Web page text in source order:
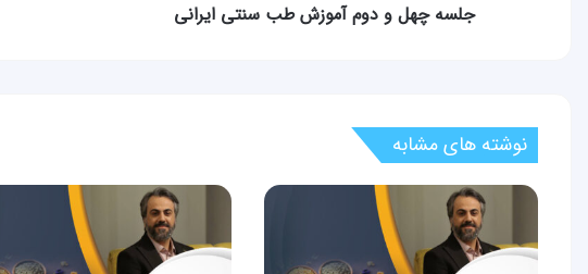
جلسه چهل و دوم آموزش طب سنتی ایرانی
نوشته های مشابه